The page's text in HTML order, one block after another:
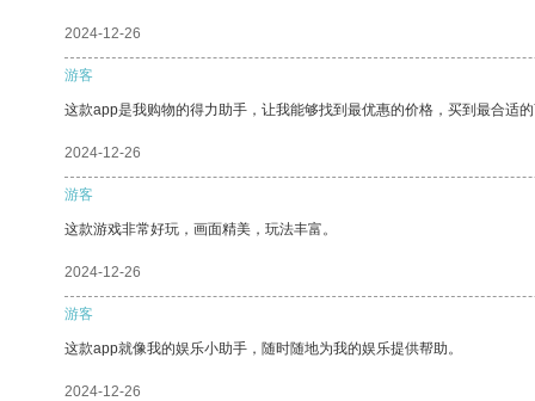
2024-12-26
游客
这款app是我购物的得力助手，让我能够找到最优惠的价格，买到最合适
2024-12-26
游客
这款游戏非常好玩，画面精美，玩法丰富。
2024-12-26
游客
这款app就像我的娱乐小助手，随时随地为我的娱乐提供帮助。
2024-12-26